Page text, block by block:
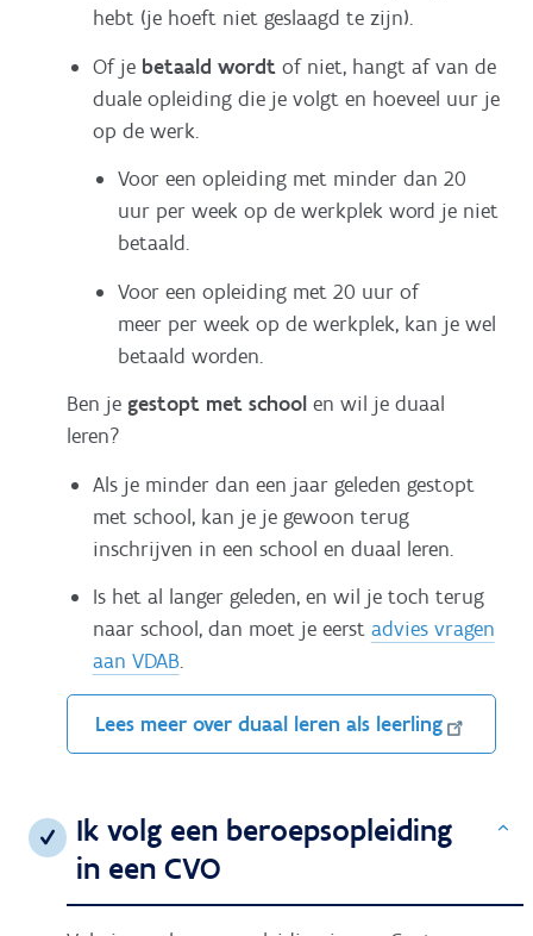
hebt (je hoeft niet geslaagd te zijn).
Of je betaald wordtof niet, hangt af van de
duale opleiding die je volgt en hoeveel uur je
op de werk.
Voor een opleiding met minder dan 20
uur per week op de werkplek word je niet
betaald.
Voor een opleiding met 20 uur of
meer per week op de werkplek, kan je wel
betaald worden.
Ben je gestopt met school en wil je duaal
leren?
Als je minder dan een jaar geleden gestopt
met school, kan je je gewoon terug
inschrijven in een school en duaal leren.
Is het al langer geleden, en wil je toch terug
naar school, dan moet je eerst advies vragen
aan VDAB.
Lees meer over duaal leren als leerling
Ik volg een beroepsopleiding
in een CVO